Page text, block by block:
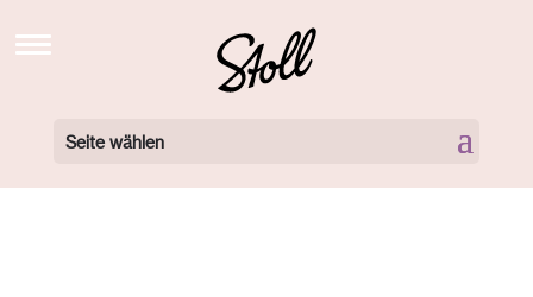
Seite wählen
STOLL’S BREW SCHOOL TV